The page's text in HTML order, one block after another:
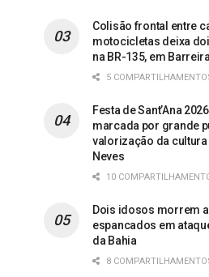
Colisão frontal entre
motocicletas deixa
na BR-135, em
5
Festa de Sant’Ana
marcada por grande
valorização da cultura
Neves
10
Dois idosos morrem
espancados em
da Bahia
8